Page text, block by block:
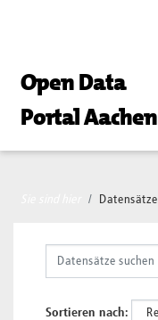
Open Data
Portal Aachen
Datensätze
Sortieren nach